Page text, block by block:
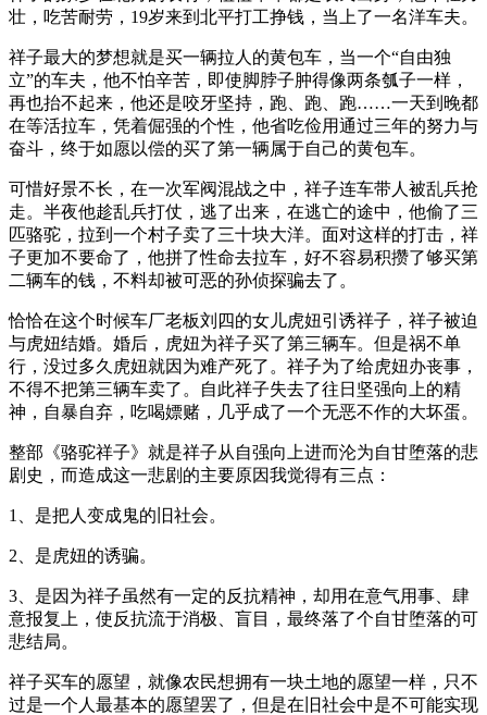
壮，吃苦耐劳，19岁来到北平打工挣钱，当上了一名洋车夫。
祥子最大的梦想就是买一辆拉人的黄包车，当一个“自由独
立”的车夫，他不怕辛苦，即使脚脖子肿得像两条瓠子一样，
再也抬不起来，他还是咬牙坚持，跑、跑、跑……一天到晚都
在等活拉车，凭着倔强的个性，他省吃俭用通过三年的努力与
奋斗，终于如愿以偿的买了第一辆属于自己的黄包车。
可惜好景不长，在一次军阀混战之中，祥子连车带人被乱兵抢
走。半夜他趁乱兵打仗，逃了出来，在逃亡的途中，他偷了三
匹骆驼，拉到一个村子卖了三十块大洋。面对这样的打击，祥
子更加不要命了，他拼了性命去拉车，好不容易积攒了够买第
二辆车的钱，不料却被可恶的孙侦探骗去了。
恰恰在这个时候车厂老板刘四的女儿虎妞引诱祥子，祥子被迫
与虎妞结婚。婚后，虎妞为祥子买了第三辆车。但是祸不单
行，没过多久虎妞就因为难产死了。祥子为了给虎妞办丧事，
不得不把第三辆车卖了。自此祥子失去了往日坚强向上的精
神，自暴自弃，吃喝嫖赌，几乎成了一个无恶不作的大坏蛋。
整部《骆驼祥子》就是祥子从自强向上进而沦为自甘堕落的悲
剧史，而造成这一悲剧的主要原因我觉得有三点：
1、是把人变成鬼的旧社会。
2、是虎妞的诱骗。
3、是因为祥子虽然有一定的反抗精神，却用在意气用事、肆
意报复上，使反抗流于消极、盲目，最终落了个自甘堕落的可
悲结局。
祥子买车的愿望，就像农民想拥有一块土地的愿望一样，只不
过是一个人最基本的愿望罢了，但是在旧社会中是不可能实现